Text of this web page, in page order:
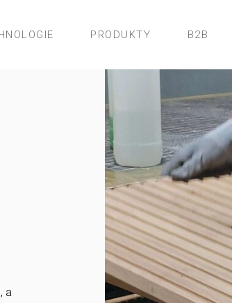
PRODUKTY B2B
a